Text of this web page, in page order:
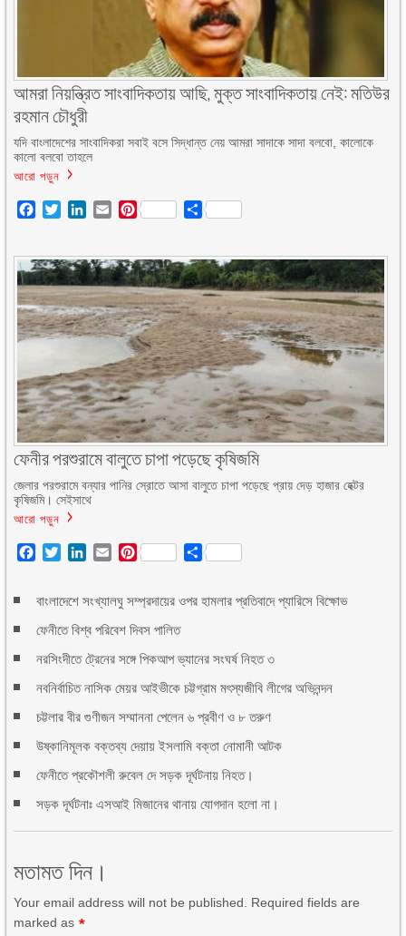
আমরা নিয়ন্ত্রিত সাংবাদিকতায় আছি, মুক্ত সাংবাদিকতায় নেই: মতিউর
রহমান চৌধুরী
যদি বাংলাদেশের সাংবাদিকরা সবাই বসে সিদ্ধান্ত নেয় আমরা সাদাকে সাদা বলবো, কালোকে
কালো বলবো তাহলে
আরো পড়ুন
Facebook
TwitterLinkedIn
EmailPinterest Share
ফেনীর পরশুরামে বালুতে চাপা পড়েছে কৃষিজমি
জেলার পরশুরামে বন্যার পানির স্রোতে আসা বালুতে চাপা পড়েছে প্রায় দেড় হাজার হেক্টর
কৃষিজমি। সেইসাথে
আরো পড়ুন
Facebook
TwitterLinkedIn
EmailPinterest Share
বাংলাদেশে সংখ্যালঘু সম্প্রদায়ের ওপর হামলার প্রতিবাদে প্যারিসে বিক্ষোভ
ফেনীতে বিশ্ব পরিবেশ দিবস পালিত
নরসিংদীতে ট্রেনের সঙ্গে পিকআপ ভ্যানের সংঘর্ষ নিহত ৩
নবনির্বাচিত নাসিক মেয়র আইভীকে চট্টগ্রাম মৎস্যজীবি লীগের অভিনন্দন
চট্টলার বীর গুণীজন সম্মাননা পেলেন ৬ প্রবীণ ও ৮ তরুণ
উষ্কানিমূলক বক্তব্য দেয়ায় ইসলামি বক্তা নোমানী আটক
ফেনীতে প্রকৌশলী রুবেল দে সড়ক দূর্ঘটনায় নিহত।
সড়ক দূর্ঘটনাঃ এসআই মিজানের থানায় যোগদান হলো না।
মতামত দিন।
Your email address will not be published. Required fields are
marked as *